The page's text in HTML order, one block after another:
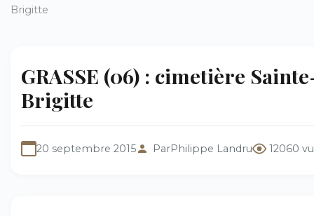
Brigitte
GRASSE (06) : cimetière
Brigitte
20 septembre 2015 ParPhilippe Landru 12060